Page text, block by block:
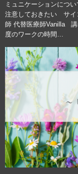
ミュニケーションにつ
注意しておきたい サ
師 代替医療師Vanilla 講
度のワークの時間…